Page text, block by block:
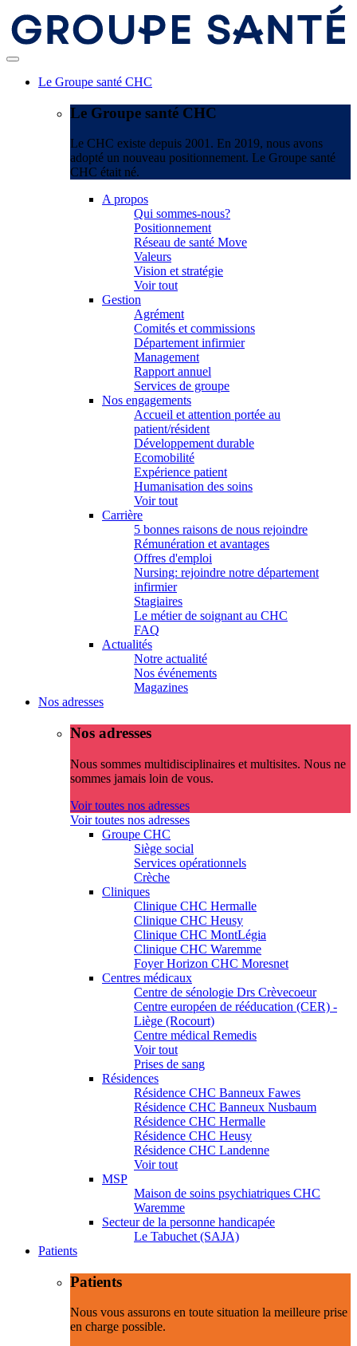
Le Groupe santé CHC
Le Groupe santé CHC
Le CHC existe depuis 2001. En 2019, nous avons
adopté un nouveau positionnement. Le Groupe santé
CHC était né.
A propos
Qui sommes-nous?
Positionnement
Réseau de santé Move
Valeurs
Vision et stratégie
Voir tout
Gestion
Agrément
Comités et commissions
Département infirmier
Management
Rapport annuel
Services de groupe
Nos engagements
Accueil et attention portée au
patient/résident
Développement durable
Ecomobilité
Expérience patient
Humanisation des soins
Voir tout
Carrière
5 bonnes raisons de nous rejoindre
Rémunération et avantages
Offres d'emploi
Nursing: rejoindre notre département
infirmier
Stagiaires
Le métier de soignant au CHC
FAQ
Actualités
Notre actualité
Nos événements
Magazines
Nos adresses
Nos adresses
Nous sommes multidisciplinaires et multisites. Nous ne
sommes jamais loin de vous.
Voir toutes nos adresses
Voir toutes nos adresses
Groupe CHC
Siège social
Services opérationnels
Crèche
Cliniques
Clinique CHC Hermalle
Clinique CHC Heusy
Clinique CHC MontLégia
Clinique CHC Waremme
Foyer Horizon CHC Moresnet
Centres médicaux
Centre de sénologie Drs Crèvecoeur
Centre européen de rééducation (CER) -
Liège (Rocourt)
Centre médical Remedis
Voir tout
Prises de sang
Résidences
Résidence CHC Banneux Fawes
Résidence CHC Banneux Nusbaum
Résidence CHC Hermalle
Résidence CHC Heusy
Résidence CHC Landenne
Voir tout
MSP
Maison de soins psychiatriques CHC
Waremme
Secteur de la personne handicapée
Le Tabuchet (SAJA)
Patients
Patients
Nous vous assurons en toute situation la meilleure prise
en charge possible.